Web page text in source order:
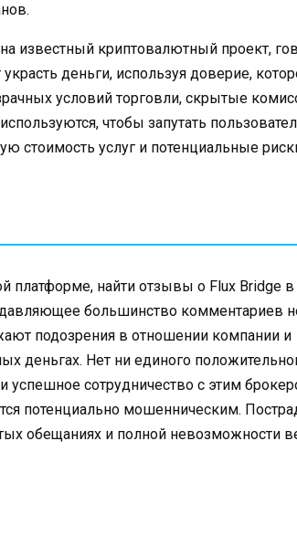
известный криптовалютный проект,
деньги, используя доверие,
условий торговли, скрытые
чтобы запутать
стоимость услуг и потенциальные
платформе, найти отзывы о Flux Bridge в
большинство комментариев
подозрения в отношении компании и
деньгах. Нет ни единого
сотрудничество с этим
потенциально мошенническим.
обещаниях и полной невозможности